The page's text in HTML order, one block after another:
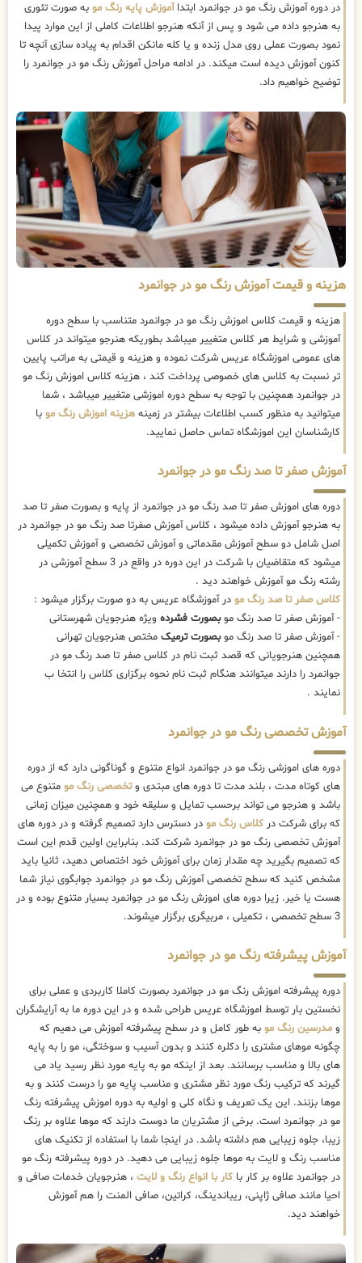
در دوره آموزش رنگ مو در جوانمرد ابتداآموزش پایه رنگ مو به صورت تئوری
به هنرجو داده می شود و پس از آنکه هنرجو اطلاعات کاملی از این موارد پیدا
نمود بصورت عملی روی مدل زنده و یا کله مانکن اقدام به پیاده سازی آنچه تا
کنون آموزش دیده است میکند. در ادامه مراحل آموزش رنگ مو در جوانمرد را
توضیح خواهیم داد.
هزینه و قیمت آموزش رنگ مو در جوانمرد
هزینه و قیمت کلاس اموزش رنگ مو در جوانمرد متناسب با سطح دوره
آموزشی و شرایط هر کلاس متغییر میباشد بطوریکه هنرجو میتواند در کلاس
های عمومی اموزشگاه عریس شرکت نموده و هزینه و قیمتی به مراتب پایین
تر نسبت به کلاس های خصوصی پرداخت کند ، هزینه کلاس اموزش رنگ مو
در جوانمرد همچنین با توجه به سطح دوره اموزشی متغییر میباشد ، شما
میتوانید به منظور کسب اطلاعات بیشتر در زمینه هزینه اموزش رنگ مو با
کارشناسان این اموزشگاه تماس حاصل نمایید.
آموزش صفر تا صد رنگ مو در جوانمرد
دوره های اموزش صفر تا صد رنگ مو در جوانمرد از پایه و بصورت صفر تا صد
به هنرجو آموزش داده میشود ، کلاس آموزش صفرتا صد رنگ مو در جوانمرد در
اصل شامل دو سطح آموزش مقدماتی و آموزش تخصصی و آموزش تکمیلی
میشود که متقاضیان با شرکت در این دوره در واقع در 3 سطح آموزشی در
رشته رنگ مو آموزش خواهند دید .
کلاس صفر تا صد رنگ مو در آموزشگاه عریس به دو صورت برگزار میشود :
- آموزش صفر تا صد رنگ موبصورت فشرده ویژه هنرجویان شهرستانی
- آموزش صفر تا صد رنگ موبصورت ترمیک مختص هنرجویان تهرانی
همچنین هنرجویانی که قصد ثبت نام در کلاس صفر تا صد رنگ مو در
جوانمرد را دارند میتوانند هنگام ثبت نام نحوه برگزاری کلاس را انتخا ب
نمایند .
آموزش تخصصی رنگ مو در جوانمرد
دوره های اموزشی رنگ مو در جوانمرد انواع متنوع و گوناگونی دارد که از دوره
های کوتاه مدت ، بلند مدت تا دوره های مبتدی وتخصصی رنگ مو متنوع می
باشد و هنرجو می تواند برحسب تمایل و سلیقه خود و همچنین میزان زمانی
که برای شرکت در کلاس رنگ مو در دسترس دارد تصمیم گرفته و در دوره های
آموزش تخصصی رنگ مو در جوانمرد شرکت کند. بنابراین اولین قدم این است
که تصمیم بگیرید چه مقدار زمان برای آموزش خود اختصاص دهید، ثانیا باید
مشخص کنید که سطح تخصصی آموزش رنگ مو در جوانمرد جوابگوی نیاز شما
هست یا خیر. زیرا دوره های اموزش رنگ مو در جوانمرد بسیار متنوع بوده و در
3 سطح تخصصی ، تکمیلی ، مربیگری برگزار میشوند.
آموزش پیشرفته رنگ مو در جوانمرد
دوره پیشرفته اموزش رنگ مو در جوانمرد بصورت کاملا کاربردی و عملی برای
نخستین بار توسط اموزشگاه عریس طراحی شده و در این دوره ما به آرایشگران
و مدرسین رنگ مو به طور کامل و در سطح پیشرفته آموزش می دهیم که
چگونه موهای مشتری را دکلره کنند و بدون آسیب و سوختگی، مو را به پایه
های بالا و مناسب برسانند. بعد از اینکه مو به پایه مورد نظر رسید یاد می
گیرند که ترکیب رنگ مورد نظر مشتری و مناسب پایه مو را درست کنند و به
موها بزنند. این یک تعریف و نگاه کلی و اولیه به دوره اموزش پیشرفته رنگ
مو در جوانمرد است. برخی از مشتریان ما دوست دارند که موها علاوه بر رنگ
زیبا، جلوه زیبایی هم داشته باشد. در اینجا شما با استفاده از تکنیک های
مناسب رنگ و لایت به موها جلوه زیبایی می دهید. در دوره پیشرفته رنگ مو
در جوانمرد علاوه بر کار با کار با انواع رنگ و لایت ، هنرجویان خدمات صافی و
احیا مانند صافی ژاپنی، ریباندینگ، کراتین، صافی المنت را هم آموزش
خواهند دید.